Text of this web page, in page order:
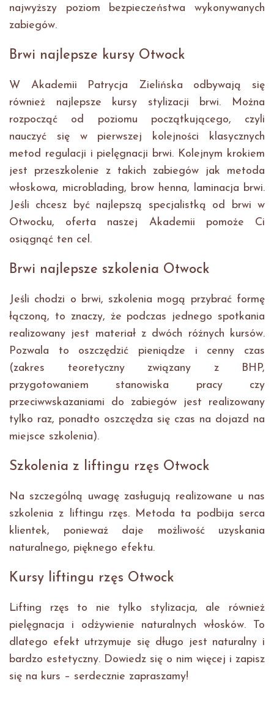
najwyższy poziom bezpieczeństwa wykonywanych
zabiegów.
Brwi najlepsze kursy Otwock
W Akademii Patrycja Zielińska odbywają się
również najlepsze kursy stylizacji brwi. Można
rozpocząć od poziomu początkującego, czyli
nauczyć się w pierwszej kolejności klasycznych
metod regulacji i pielęgnacji brwi. Kolejnym krokiem
jest przeszkolenie z takich zabiegów jak metoda
włoskowa, microblading, brow henna, laminacja brwi.
Jeśli chcesz być najlepszą specjalistką od brwi w
Otwocku, oferta naszej Akademii pomoże Ci
osiągnąć ten cel.
Brwi najlepsze szkolenia Otwock
Jeśli chodzi o brwi, szkolenia mogą przybrać formę
łączoną, to znaczy, że podczas jednego spotkania
realizowany jest materiał z dwóch różnych kursów.
Pozwala to oszczędzić pieniądze i cenny czas
(zakres teoretyczny związany z BHP,
przygotowaniem stanowiska pracy czy
przeciwwskazaniami do zabiegów jest realizowany
tylko raz, ponadto oszczędza się czas na dojazd na
miejsce szkolenia).
Szkolenia z liftingu rzęs Otwock
Na szczególną uwagę zasługują realizowane u nas
szkolenia z liftingu rzęs. Metoda ta podbija serca
klientek, ponieważ daje możliwość uzyskania
naturalnego, pięknego efektu.
Kursy liftingu rzęs Otwock
Lifting rzęs to nie tylko stylizacja, ale również
pielęgnacja i odżywienie naturalnych włosków. To
dlatego efekt utrzymuje się długo jest naturalny i
bardzo estetyczny. Dowiedz się o nim więcej i zapisz
się na kurs – serdecznie zapraszamy!